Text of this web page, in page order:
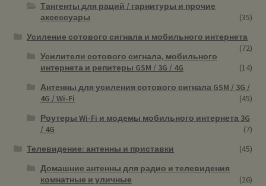
Тангенты для раций / гарнитуры и прочие
аксессуары
(35)
Усиление сотового сигнала и мобильного интернета
(72)
Усилители сотового сигнала, мобильного
интернета и репитеры GSM / 3G / 4G
(14)
Антенны для усиления сотового сигнала GSM / 3G /
4G / Wi-Fi
(45)
Роутеры Wi-Fi и модемы мобильного интернета 3G
/ 4G
(7)
Телевидение: антенны и приставки
(45)
Домашние антенны для радио и телевидения
комнатные и уличные
(26)